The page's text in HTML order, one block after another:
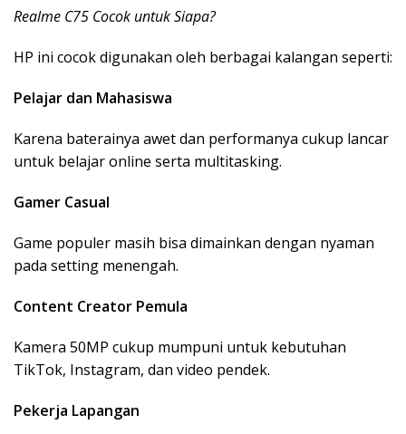
Realme C75 Cocok untuk Siapa?
HP ini cocok digunakan oleh berbagai kalangan seperti:
Pelajar dan Mahasiswa
Karena baterainya awet dan performanya cukup lancar
untuk belajar online serta multitasking.
Gamer Casual
Game populer masih bisa dimainkan dengan nyaman
pada setting menengah.
Content Creator Pemula
Kamera 50MP cukup mumpuni untuk kebutuhan
TikTok, Instagram, dan video pendek.
Pekerja Lapangan